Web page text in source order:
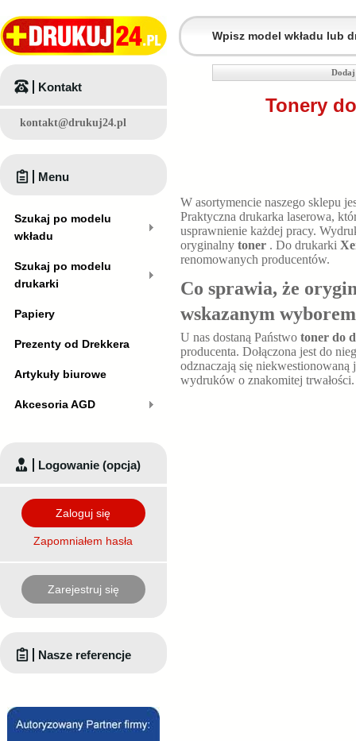
Tonery
W asortymencie naszego sklepu
Praktyczna drukarka laserowa,
usprawnienie każdej pracy.
oryginalny toner . Do drukarki
renomowanych producentów.
Co sprawia, że
wskazanym
U nas dostaną Państwo toner do
producenta. Dołączona jest do
odznaczają się
wydruków o znakomitej
Kontakt
kontakt@drukuj24.pl
Menu
Szukaj po modelu
wkładu
Szukaj po modelu
drukarki
Papiery
Prezenty od Drekkera
Artykuły biurowe
Akcesoria AGD
Logowanie (opcja)
Zaloguj się
Zapomniałem hasła
Zarejestruj się
Nasze referencje